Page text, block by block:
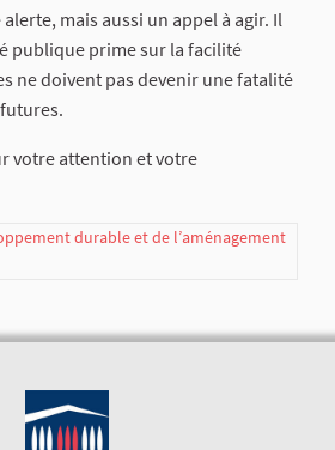
mais aussi un appel à agir. Il
publique prime sur la facilité
ne doivent pas devenir une fatalité
votre attention et votre
durable et de l’aménagement